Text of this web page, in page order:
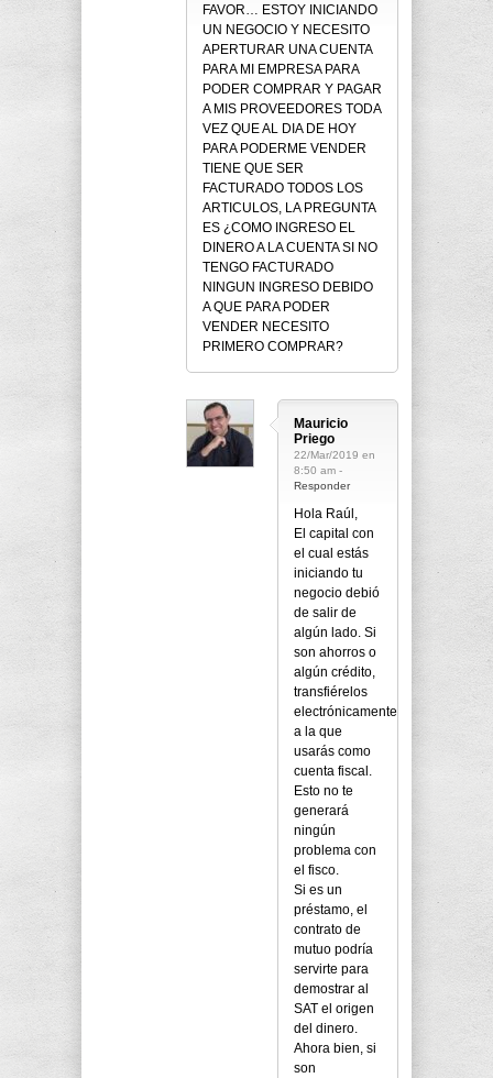
FAVOR… ESTOY INICIANDO
UN NEGOCIO Y NECESITO
APERTURAR UNA CUENTA
PARA MI EMPRESA PARA
PODER COMPRAR Y PAGAR
A MIS PROVEEDORES TODA
VEZ QUE AL DIA DE HOY
PARA PODERME VENDER
TIENE QUE SER
FACTURADO TODOS LOS
ARTICULOS, LA PREGUNTA
ES ¿COMO INGRESO EL
DINERO A LA CUENTA SI NO
TENGO FACTURADO
NINGUN INGRESO DEBIDO
A QUE PARA PODER
VENDER NECESITO
PRIMERO COMPRAR?
Mauricio
Priego
22/Mar/2019 en
8:50 am -
Responder
Hola Raúl,
El capital con
el cual estás
iniciando tu
negocio debió
de salir de
algún lado. Si
son ahorros o
algún crédito,
transfiérelos
electrónicamente
a la que
usarás como
cuenta fiscal.
Esto no te
generará
ningún
problema con
el fisco.
Si es un
préstamo, el
contrato de
mutuo podría
servirte para
demostrar al
SAT el origen
del dinero.
Ahora bien, si
son